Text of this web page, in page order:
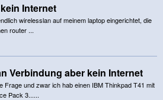
Internet
wirelesslan auf meinem laptop eingerichtet, die
router ...
Verbindung aber kein Internet
Frage und zwar ich hab einen IBM Thinkpad T41 mit
Pack 3......